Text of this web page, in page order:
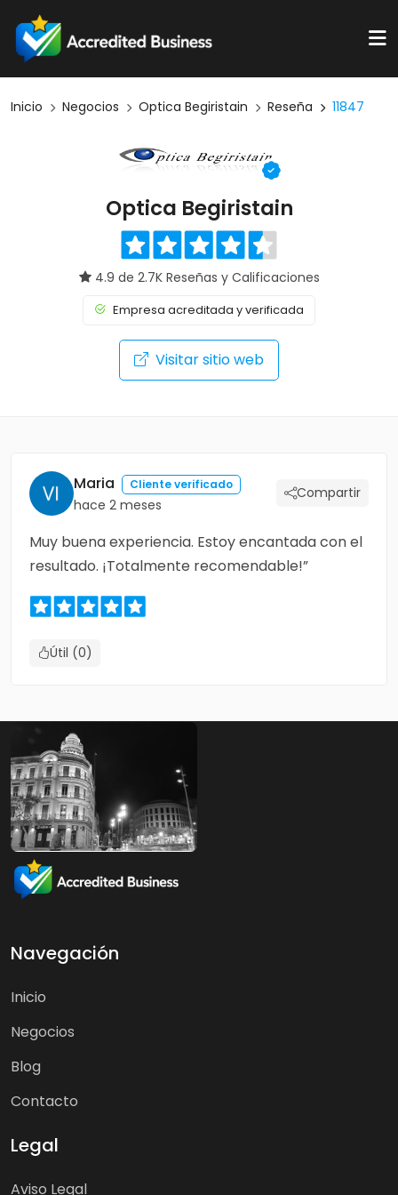
Inicio Negocios Optica Begiristain Reseña 11847
Optica Begiristain
4.9 de 2.7K Reseñas y Calificaciones
Empresa acreditada y verificada
Visitar sitio web
Maria Cliente verificado
hace 2 meses
Compartir
Muy buena experiencia. Estoy encantada con el
resultado. ¡Totalmente recomendable!”
Útil (0)
Navegación
Inicio
Negocios
Blog
Contacto
Legal
Aviso Legal